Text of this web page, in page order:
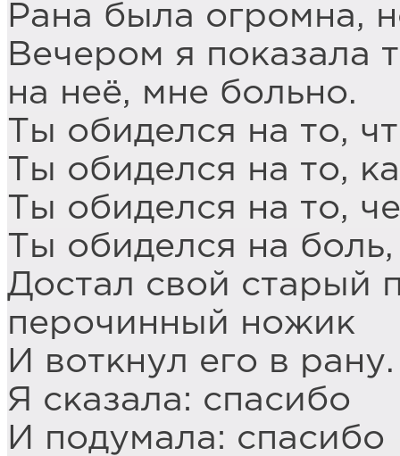
Рана была огромна,
Вечером я показала
на неё, мне больно.
Ты обиделся на то,
Ты обиделся на то,
Ты обиделся на то,
Ты обиделся на боль,
Достал свой старый
перочинный ножик
И воткнул его в рану.
Я сказала: спасибо
И подумала: спасибо